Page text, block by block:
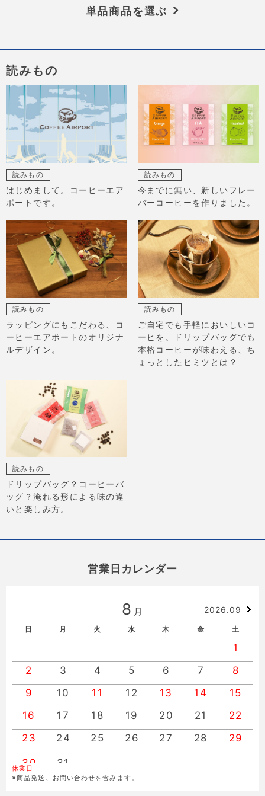
単品商品を選ぶ
読みもの
読みもの
はじめまして。コーヒーエア
ポートです。
読みもの
今までに無い、新しいフレー
バーコーヒーを作りました。
読みもの
ラッピングにもこだわる、コ
ーヒーエアポートのオリジナ
ルデザイン。
読みもの
ご自宅でも手軽においしいコ
ーヒを。ドリップバッグでも
本格コーヒーが味わえる、ち
ょっとしたヒミツとは？
読みもの
ドリップバッグ？コーヒーバ
ッグ？淹れる形による味の違
いと楽しみ方。
営業日カレンダー
8 月 2026.09
日 月 火 水 木 金 土
1
2
3 4 5 6 7
8
9
10 11 12 13 14
15
16
17 18 19 20 21
22
23
24 25 26 27 28 29
30 31
休業日
※商品発送、お問い合わせを含みます。